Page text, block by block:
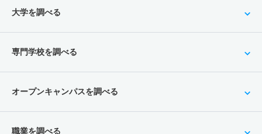
大学を調べる
専門学校を調べる
オープンキャンパスを調べる
職業を調べる